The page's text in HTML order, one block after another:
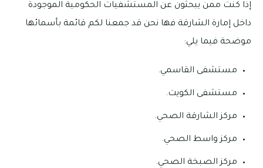
إذا كنت ممن يبحثون عن المستشفيات الحكومية الموجودة
داخل إمارة الشارقة فها نحن قد جمعنا لكم قائمة بأسمائها
موضحة فيما يلي:
مستشفى القاسمي.
مستشفى الكويت.
مركز الشارقة الصحي.
مركز واسط الصحي.
مركز الصبخة الصحي.